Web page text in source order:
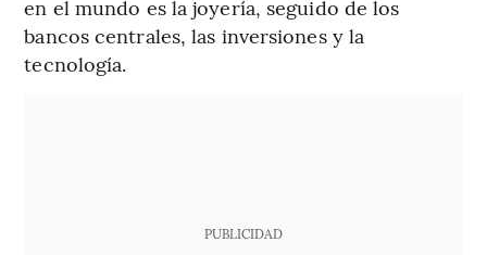
en el mundo es la joyería, seguido de los
bancos centrales, las inversiones y la
tecnología.
PUBLICIDAD